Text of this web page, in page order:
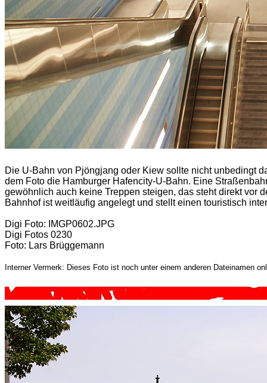
Die U-Bahn von Pjöngjang oder Kiew sollte nicht unbedingt
dem Foto die Hamburger Hafencity-U-Bahn. Eine
gewöhnlich auch keine Treppen steigen, das steht direkt vor
Bahnhof ist weitläufig angelegt und stellt einen touristisch
Digi Foto: IMGP0602.JPG
Digi Fotos 0230
Foto: Lars Brüggemann
Interner Vermerk: Dieses Foto ist noch unter einem anderen Dateinamen